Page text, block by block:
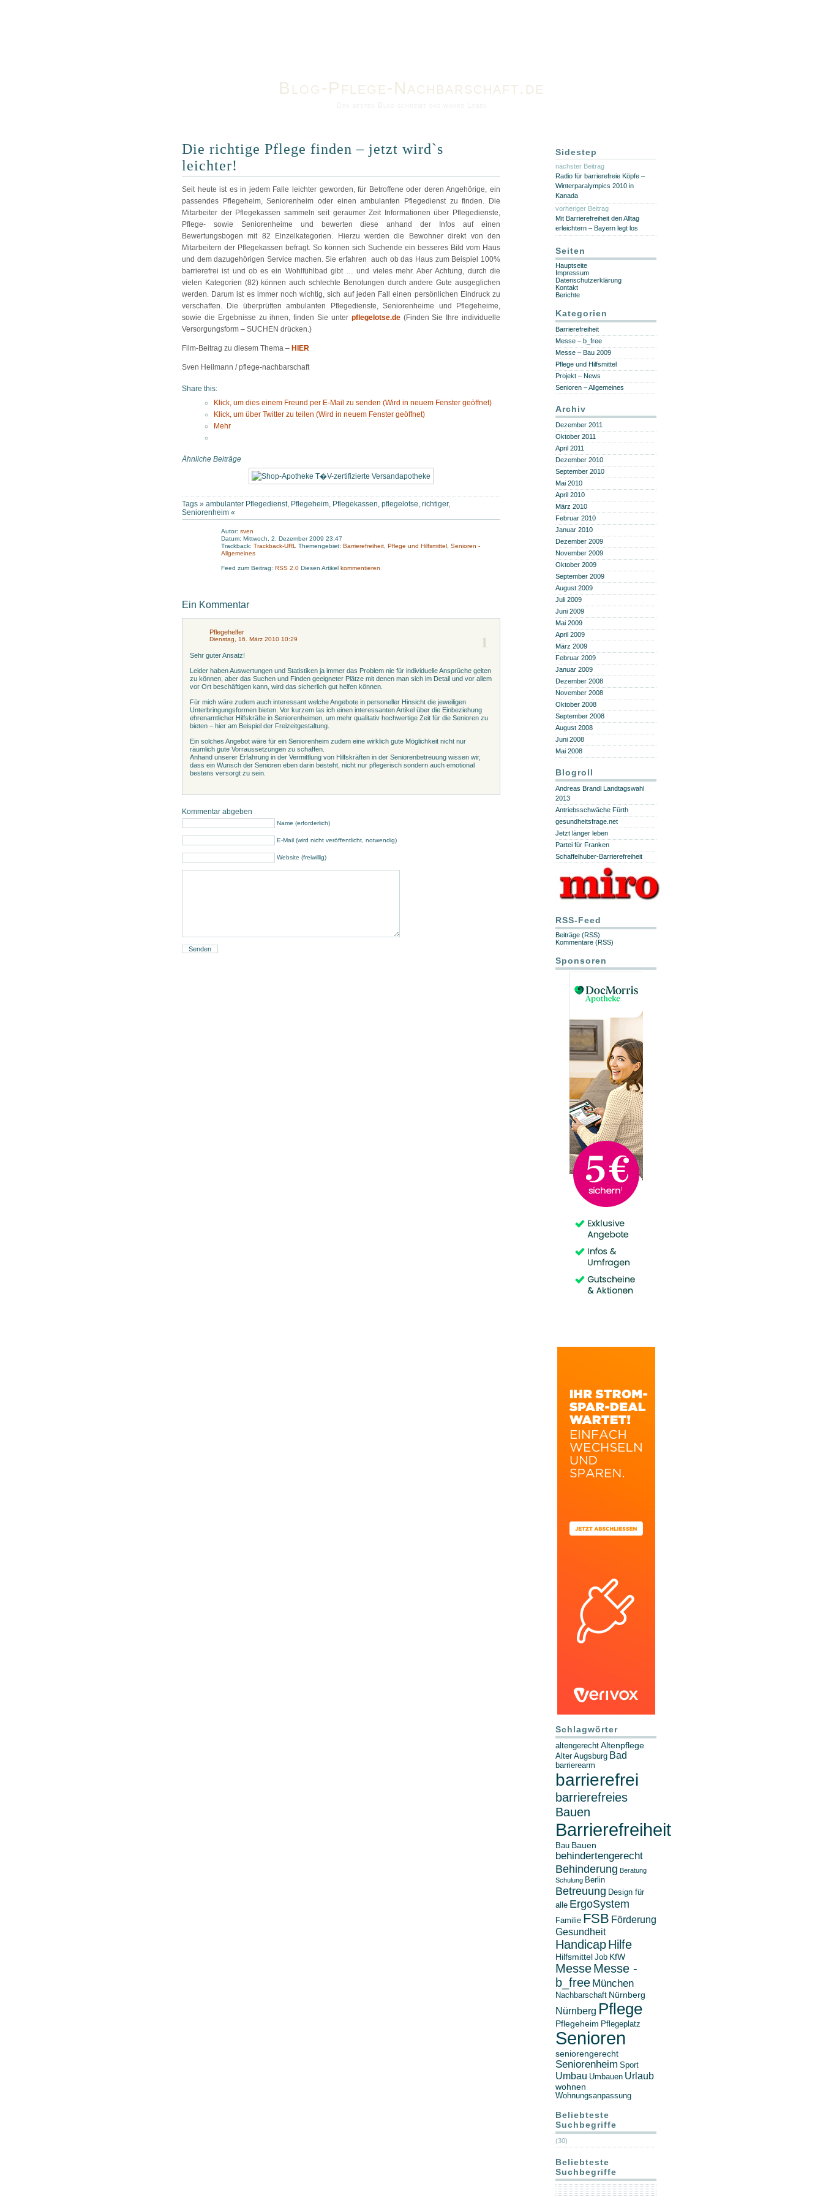
Blog-Pflege-Nachbarschaft.de
Die richtige Pflege finden – jetzt wird`s
leichter!
Seit heute ist es in jedem Falle leichter geworden, für Betroffene oder deren Angehörige, ein
passendes Pflegeheim, Seniorenheim oder einen ambulanten Pflegedienst zu finden. Die
Mitarbeiter der Pflegekassen sammeln seit geraumer Zeit Informationen über Pflegedienste,
Pflege- sowie Seniorenheime und bewerten diese anhand der Infos auf einen
Bewertungsbogen mit 82 Einzelkategorien. Hierzu werden die Bewohner direkt von den
Mitarbeitern der Pflegekassen befragt. So können sich Suchende ein besseres Bild vom Haus
und dem dazugehörigen Service machen. Sie erfahren auch ob das Haus zum Beispiel 100%
barrierefrei ist und ob es ein Wohlfühlbad gibt … und vieles mehr. Aber Achtung, durch die
vielen Kategorien (82) können auch schlechte Benotungen durch andere Gute ausgeglichen
werden. Darum ist es immer noch wichtig, sich auf jeden Fall einen persönlichen Eindruck zu
verschaffen. Die überprüften ambulanten Pflegedienste, Seniorenheime und Pflegeheime,
sowie die Ergebnisse zu ihnen, finden Sie unter pflegelotse.de(Finden Sie Ihre individuelle
Versorgungsform – SUCHEN drücken.)
Film-Beitrag zu diesem Thema – HIER
Sven Heilmann / pflege-nachbarschaft
Share this:
Klick, um dies einem Freund per E-Mail zu senden (Wird in neuem Fenster geöffnet)
Klick, um über Twitter zu teilen (Wird in neuem Fenster geöffnet)
Mehr
Ähnliche Beiträge
Tags » ambulanter Pflegedienst, Pflegeheim, Pflegekassen, pflegelotse, richtiger,
Seniorenheim «
Autor: sven
Datum: Mittwoch, 2. Dezember 2009 23:47
Trackback: Trackback-URL Themengebiet: Barrierefreiheit Pflege und Hilfsmittel Senioren -
Allgemeines
Feed zum Beitrag: RSS 2.0 Diesen Artikel kommentieren
Ein Kommentar
Pflegehelfer
Dienstag, 16. März 2010 10:29 1
Sehr guter Ansatz!
Leider haben Auswertungen und Statistiken ja immer das Problem nie für individuelle Ansprüche gelten
zu können, aber das Suchen und Finden geeigneter Plätze mit denen man sich im Detail und vor allem
vor Ort beschäftigen kann, wird das sicherlich gut helfen können.
Für mich wäre zudem auch interessant welche Angebote in personeller Hinsicht die jeweiligen
Unterbringungsformen bieten. Vor kurzem las ich einen interessanten Artikel über die Einbeziehung
ehrenamtlicher Hilfskräfte in Seniorenheimen, um mehr qualitativ hochwertige Zeit für die Senioren zu
bieten – hier am Beispiel der Freizeitgestaltung.
Ein solches Angebot wäre für ein Seniorenheim zudem eine wirklich gute Möglichkeit nicht nur
räumlich gute Vorraussetzungen zu schaffen.
Anhand unserer Erfahrung in der Vermittlung von Hilfskräften in der Seniorenbetreuung wissen wir,
dass ein Wunsch der Senioren eben darin besteht, nicht nur pflegerisch sondern auch emotional
bestens versorgt zu sein.
Kommentar abgeben
Name (erforderlich)
E-Mail (wird nicht veröffentlicht, notwendig)
Website (freiwillig)
Sidestep
nächster Beitrag
Radio für barrierefreie Köpfe –
Winterparalympics 2010 in
Kanada
vorheriger Beitrag
Mit Barrierefreiheit den Alltag
erleichtern – Bayern legt los
Seiten
Hauptseite
Impressum
Datenschutzerklärung
Kontakt
Berichte
Kategorien
Barrierefreiheit
Messe – b_free
Messe – Bau 2009
Pflege und Hilfsmittel
Projekt – News
Senioren – Allgemeines
Archiv
Dezember 2011
Oktober 2011
April 2011
Dezember 2010
September 2010
Mai 2010
April 2010
März 2010
Februar 2010
Januar 2010
Dezember 2009
November 2009
Oktober 2009
September 2009
August 2009
Juli 2009
Juni 2009
Mai 2009
April 2009
März 2009
Februar 2009
Januar 2009
Dezember 2008
November 2008
Oktober 2008
September 2008
August 2008
Juni 2008
Mai 2008
Blogroll
Andreas Brandl Landtagswahl
2013
Antriebsschwäche Fürth
gesundheitsfrage.net
Jetzt länger leben
Partei für Franken
Schaffelhuber-Barrierefreiheit
RSS-Feed
Beiträge (RSS)
Kommentare (RSS)
Sponsoren
Schlagwörter
altengerecht Altenpflege
Alter Augsburg Bad
barrierearm
barrierefrei
barrierefreies
Bauen
Barrierefreiheit
Bau Bauen
behindertengerecht
Behinderung Beratung
Schulung Berlin
Betreuung Design für
alle ErgoSystem
Familie FSB Förderung
Gesundheit
HandicapHilfe
Hilfsmittel Job KfW
MesseMesse -
b_free München
Nachbarschaft Nürnberg
Nürnberg Pflege
Pflegeheim Pflegeplatz
Senioren
seniorengerecht
Seniorenheim Sport
Umbau Umbauen Urlaub
wohnen
Wohnungsanpassung
Beliebteste
Suchbegriffe
(30)
Beliebteste
Suchbegriffe